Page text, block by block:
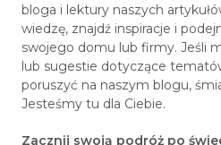
bloga i lektury naszych
wiedzę, znajdź inspiracje i
swojego domu lub firmy. Jeśli
lub sugestie dotyczące
poruszyć na naszym blogu,
Jesteśmy tu dla Ciebie.
Zacznij swoją podróż po